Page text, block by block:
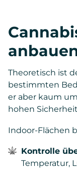
Theoretisch ist
bestimmten
er aber kaum
hohen
Indoor-Flächen
Kontrolle
Temperatur,